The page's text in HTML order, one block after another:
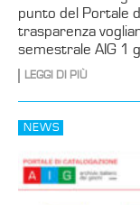
punto del Portale
trasparenza
semestrale AIG 1
LEGGI DI PIÙ
NEWS